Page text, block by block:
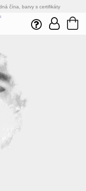
čína, barvy s certifikáty
technologie
do 24h
žádný zprostředkovatel
zákazníků